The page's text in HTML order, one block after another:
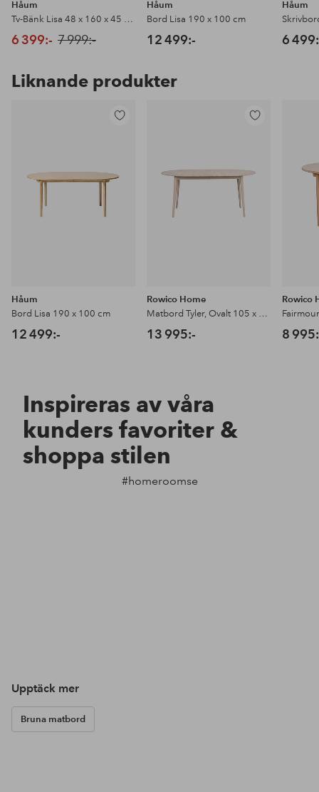
Håum
Tv-Bänk Lisa 48 x 160 x 45 cm
6 399:- 7 999:-
Håum
Bord Lisa 190 x 100 cm
12 499:-
Håum
6
Liknande produkter
Håum
Bord Lisa 190 x 100 cm
12 499:-
Rowico Home
Matbord Tyler, Ovalt 105 x 170 cm
13 995:-
Rowico
8
Inspireras av våra
kunders favoriter &
shoppa stilen
#homeroomse
Upptäck mer
Bruna matbord